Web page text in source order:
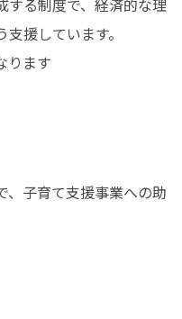
する制度で、経済的な理
援しています。
ります
、子育て支援事業への助